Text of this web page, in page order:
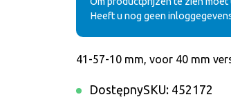
Heeft u nog geen
41-57-10 mm, voor 40 mm
DostępnySKU: 452172